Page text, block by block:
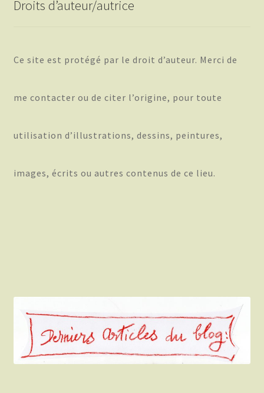
Droits d’auteur/autrice
Ce site est protégé par le droit d’auteur. Merci de
me contacter ou de citer l’origine, pour toute
utilisation d’illustrations, dessins, peintures,
images, écrits ou autres contenus de ce lieu.